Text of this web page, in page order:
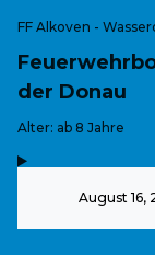
FF Alkoven -
der Donau
-
Alter: ab 8 Jahre
August 16,